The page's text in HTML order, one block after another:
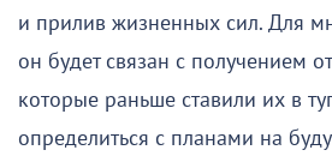
и прилив жизненных сил. Для
он будет связан с получением
которые раньше ставили их в
определиться с планами на